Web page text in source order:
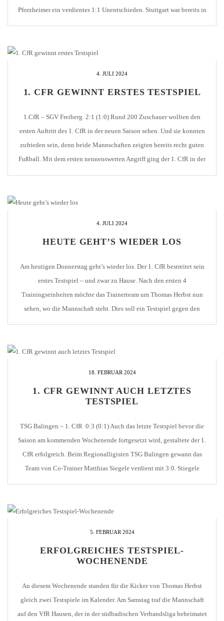
Pforzheimer ein verdientes 1:1 Unentschieden. Stuttgart war bereits in
4. JULI 2024
1. CFR GEWINNT ERSTES TESTSPIEL
1.CfR – SGV Freiberg 2:1 (1:0) Rund 200 Zuschauer wollten den
ersten Auftritt des 1. CfR in der neuen Saison sehen. Und sie konnten
zufrieden sein, denn beide Mannschaften zeigten bereits recht guten
Fußball. Mit dem ersten nennenswerten Angriff ging der 1. CfR in der
4. JULI 2024
HEUTE GEHT’S WIEDER LOS
Am heutigen Donnerstag geht’s wieder los. Der 1. CfR bestreitet sein
erstes Testspiel – und zwar zu Hause. Nach den ersten 4
Trainingseinheiten möchte das Trainerteam um Thomas Herbst nun
sehen, wo die Mannschaft steht. Dies soll ein Testspiel gegen den
18. FEBRUAR 2024
1. CFR GEWINNT AUCH LETZTES
TESTSPIEL
TSG Balingen – 1. CfR 0:3 (0:1) Auch das letzte Testspiel bevor die
Saison am kommenden Wochenende fortgesetzt wird, gestaltete der 1.
CfR erfolgreich. Beim Regionalligisten TSG Balingen gewann das
Team von Co-Trainer Matthias Siegele verdient mit 3:0. Stiegele
5. FEBRUAR 2024
ERFOLGREICHES TESTSPIEL-
WOCHENENDE
An diesem Wochenende standen für die Kicker von Thomas Herbst
gleich zwei Testspiele im Kalender. Am Samstag traf die Mannschaft
auf den VfR Hausen, der in der südbadischen Verbandsliga beheimatet